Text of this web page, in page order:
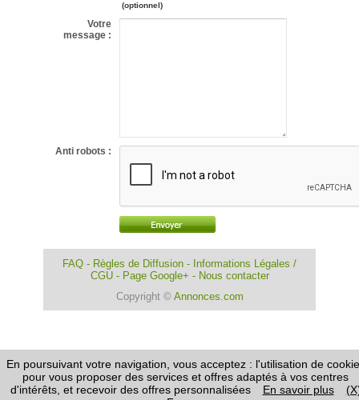
(optionnel)
Votre
message :
Anti robots :
FAQ - Règles de Diffusion - Informations Légales /
CGU- Page Google+ - Nous contacter
Copyright © Annonces.com
En poursuivant votre navigation, vous acceptez : l'utilisation de
pour vous proposer des services et offres adaptés à vos centres
d'intérêts, et recevoir des offres personnalisées
En savoir plus